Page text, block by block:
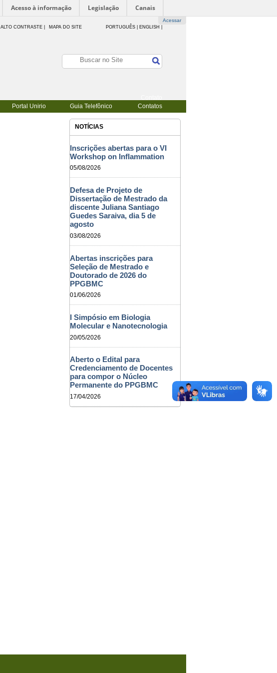
Acesso à informação Legislação Canais
Acessar
PORTUGUÊS | ENGLISH |
ALTO CONTRASTE | MAPA DO SITE
Portal Unirio
Guia Telefônico Contatos
NOTÍCIAS
Inscrições abertas para o VI
Workshop on Inflammation
05/08/2026
Defesa de Projeto de
Dissertação de Mestrado da
discente Juliana Santiago
Guedes Saraiva, dia 5 de
agosto
03/08/2026
Abertas inscrições para
Seleção de Mestrado e
Doutorado de 2026 do
PPGBMC
01/06/2026
I Simpósio em Biologia
Molecular e Nanotecnologia
20/05/2026
Aberto o Edital para
Credenciamento de Docentes
para compor o Núcleo
Permanente do PPGBMC
17/04/2026